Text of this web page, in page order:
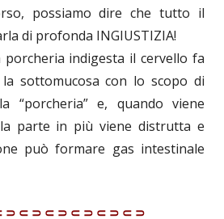
possiamo dire che tutto il
di profonda INGIUSTIZIA!
porcheria indigesta il cervello fa
sottomucosa con lo scopo di
“porcheria” e, quando viene
parte in più viene distrutta e
può formare gas intestinale